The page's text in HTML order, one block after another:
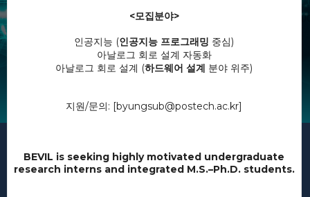
<모집분야>
인공지능 (인공지능 프로그래밍 중심)
아날로그 회로 설계 자동화
아날로그 회로 설계
(하드웨어 설계 분야 위주)
지원/문의 : [byungsub@postech.ac.kr]
BEVIL is seeking highly motivated undergraduate
research interns and integrated M.S.–Ph.D. students.
VIL L
포항공대가상지능기반
광대역전자회로 설계 연구실
OURRESEARCH